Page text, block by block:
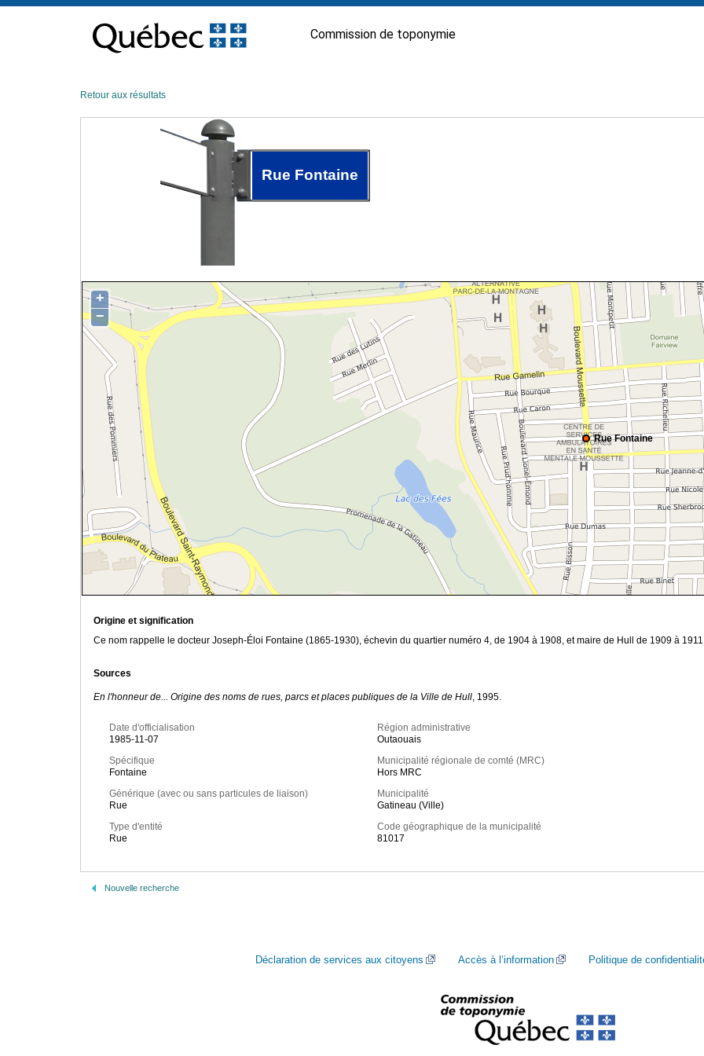
contenu
Commission de toponymie
Retour aux résultats
Rue Fontaine
Rue Fontaine
+
−
Origine et signification
Ce nom rappelle le docteur Joseph-Éloi Fontaine (1865-1930), échevin du quartier numéro 4, de 1904 à 1908, et maire de Hull de 1909 à
Sources
En l'honneur de... Origine des noms de rues, parcs et places publiques de la Ville de Hull, 1995.
Date d'officialisation
1985-11-07
Spécifique
Fontaine
Générique (avec ou sans particules de liaison)
Rue
Type d'entité
Rue
Région administrative
Outaouais
Municipalité régionale de comté (MRC)
Hors MRC
Municipalité
Gatineau (Ville)
Code géographique de la municipalité
81017
Nouvelle recherche
Déclaration de services aux citoyens Accès à l’information Politique de